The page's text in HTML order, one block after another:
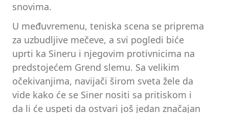
snovima.
U međuvremenu, teniska scena se priprema
za uzbudljive mečeve, a svi pogledi biće
uprti ka Sineru i njegovim protivnicima na
predstojećem Grend slemu. Sa velikim
očekivanjima, navijači širom sveta žele da
vide kako će se Siner nositi sa pritiskom i
da li će uspeti da ostvari još jedan značajan